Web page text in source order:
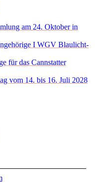
am 24. Oktober in
I WGV Blaulicht-
für das Cannstatter
vom 14. bis 16. Juli 2028